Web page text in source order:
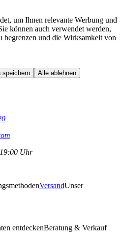
um Ihnen relevante Werbung und
können auch verwendet werden,
begrenzen und die Wirksamkeit von
speichern Alle ablehnen
Uhr
VersandUnser
entdeckenBeratung & Verkauf